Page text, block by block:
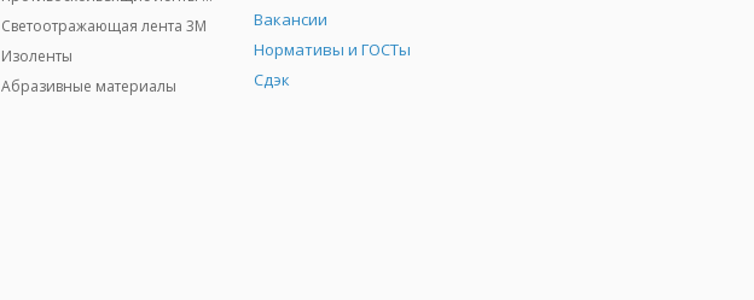
Светоотражающая лента 3M
Изоленты
Абразивные материалы
Вакансии
Нормативы и ГОСТы
Сдэк